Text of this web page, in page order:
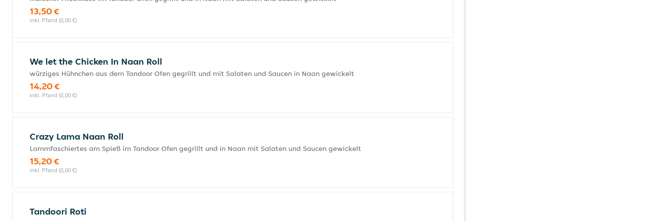
13,50 €
inkl. Pfand (0,00 €)
We let the Chicken In Naan Roll
würziges Hühnchen aus dem Tandoor Ofen gegrillt und mit Salaten und Saucen in Naan gewickelt
14,20 €
inkl. Pfand (0,00 €)
Crazy Lama Naan Roll
Lammfaschiertes am Spieß im Tandoor Ofen gegrillt und in Naan mit Salaten und Saucen gewickelt
15,20 €
inkl. Pfand (0,00 €)
Tandoori Roti